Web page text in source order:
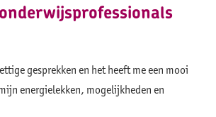
gesprekken en het heeft me een mooi
energielekken, mogelijkheden en